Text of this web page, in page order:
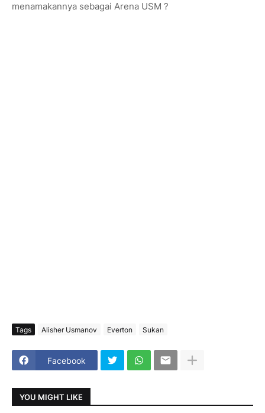
menamakannya sebagai Arena USM ?
Tags Alisher Usmanov Everton Sukan
Facebook
YOU MIGHT LIKE